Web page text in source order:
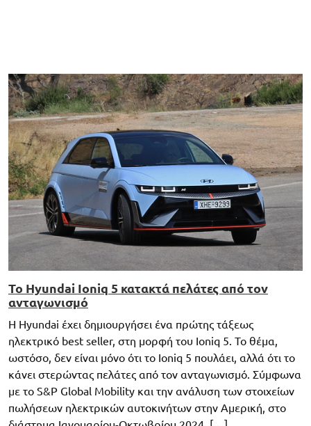
Το Hyundai Ioniq 5 κατακτά πελάτες από τον
ανταγωνισμό
H Hyundai έχει δημιουργήσει ένα πρώτης τάξεως
ηλεκτρικό best seller, στη μορφή του Ioniq 5. Το θέμα,
ωστόσο, δεν είναι μόνο ότι το Ioniq 5 πουλάει, αλλά ότι το
κάνει στερώντας πελάτες από τον ανταγωνισμό. Σύμφωνα
με το S&P Global Mobility και την ανάλυση των στοιχείων
πωλήσεων ηλεκτρικών αυτοκινήτων στην Αμερική, στο